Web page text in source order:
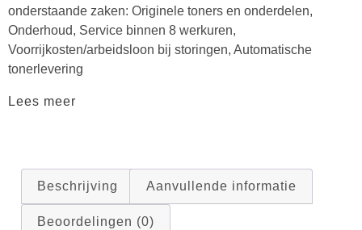
onderstaande zaken: Originele toners en onderdelen,
Onderhoud, Service binnen 8 werkuren,
Voorrijkosten/arbeidsloon bij storingen, Automatische
tonerlevering
Lees meer
Beschrijving Aanvullende informatie
Beoordelingen (0)